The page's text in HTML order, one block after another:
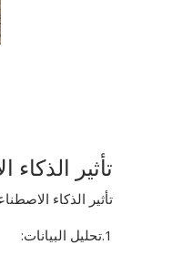
تأثير
تأثير الذكاء
1.تحليل البيانات: